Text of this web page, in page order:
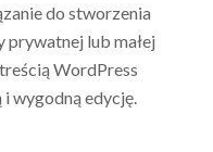
do stworzenia
lub małej
WordPress
wygodną edycję.